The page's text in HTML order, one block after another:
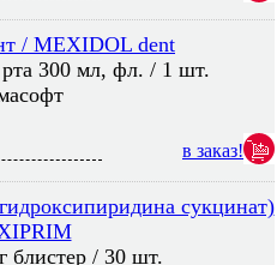
/ MEXIDOL dent
рта 300 мл, фл. / 1 шт.
в заказ!
сукцинат)
блистер / 30 шт.